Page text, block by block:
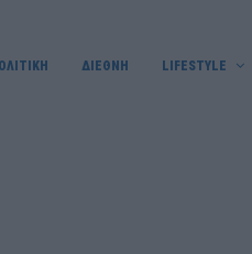
ΔΙΕΘΝΗ LIFESTYLE